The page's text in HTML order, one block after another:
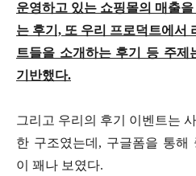
운영하고 있는 쇼핑몰의 매출
는 후기, 또 우리 프로덕트에서
트들을 소개하는 후기 등 주제
기반했다.
그리고 우리의 후기 이벤트는
한 구조였는데, 구글폼을 통해
이 꽤나 보였다.